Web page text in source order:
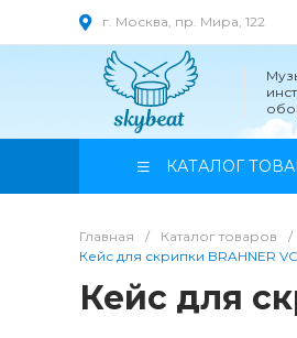
г. Москва, пр. Мира, 122
КАТАЛОГ
Главная / Каталог товаров /
Кейс для скрипки BRAHNER
Кейс для